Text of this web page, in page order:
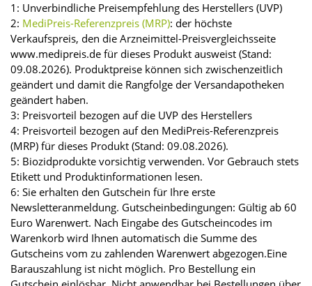
1: Unverbindliche Preisempfehlung des Herstellers (UVP)
2: MediPreis-Referenzpreis (MRP): der höchste
Verkaufspreis, den die Arzneimittel-Preisvergleichsseite
www.medipreis.de für dieses Produkt ausweist (Stand:
09.08.2026). Produktpreise können sich zwischenzeitlich
geändert und damit die Rangfolge der Versandapotheken
geändert haben.
3: Preisvorteil bezogen auf die UVP des Herstellers
4: Preisvorteil bezogen auf den MediPreis-Referenzpreis
(MRP) für dieses Produkt (Stand: 09.08.2026).
5: Biozidprodukte vorsichtig verwenden. Vor Gebrauch stets
Etikett und Produktinformationen lesen.
6: Sie erhalten den Gutschein für Ihre erste
Newsletteranmeldung. Gutscheinbedingungen: Gültig ab 60
Euro Warenwert. Nach Eingabe des Gutscheincodes im
Warenkorb wird Ihnen automatisch die Summe des
Gutscheins vom zu zahlenden Warenwert abgezogen.Eine
Barauszahlung ist nicht möglich. Pro Bestellung ein